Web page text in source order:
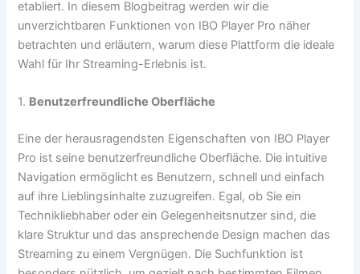
etabliert. In diesem Blogbeitrag werden wir die
unverzichtbaren Funktionen von IBO Player Pro näher
betrachten und erläutern, warum diese Plattform die ideale
Wahl für Ihr Streaming-Erlebnis ist.
1. Benutzerfreundliche Oberfläche
Eine der herausragendsten Eigenschaften von IBO Player
Pro ist seine benutzerfreundliche Oberfläche. Die intuitive
Navigation ermöglicht es Benutzern, schnell und einfach
auf ihre Lieblingsinhalte zuzugreifen. Egal, ob Sie ein
Technikliebhaber oder ein Gelegenheitsnutzer sind, die
klare Struktur und das ansprechende Design machen das
Streaming zu einem Vergnügen. Die Suchfunktion ist